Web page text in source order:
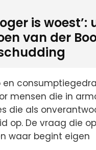
is
van der
mensen die in
die als
op. De vraag die
waar begint eigen